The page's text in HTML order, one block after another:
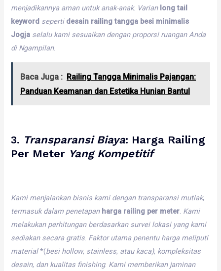
menjadikannya aman untuk anak-anak. Varian long tail
keyword seperti desain railing tangga besi minimalis
Jogja selalu kami sesuaikan dengan proporsi ruangan Anda
di Ngampilan.
Baca Juga : Railing Tangga Minimalis Pajangan:
Panduan Keamanan dan Estetika Hunian Bantul
3. Transparansi Biaya: Harga Railing
Per Meter Yang Kompetitif
Kami menjalankan bisnis kami dengan transparansi mutlak,
termasuk dalam penetapan harga railing per meter. Kami
melakukan perhitungan berdasarkan survei lokasi yang kami
sediakan secara gratis. Faktor utama penentu harga meliputi
material*(besi hollow, stainless, atau kaca), kompleksitas
desain, dan kualitas finishing. Kami memberikan jaminan